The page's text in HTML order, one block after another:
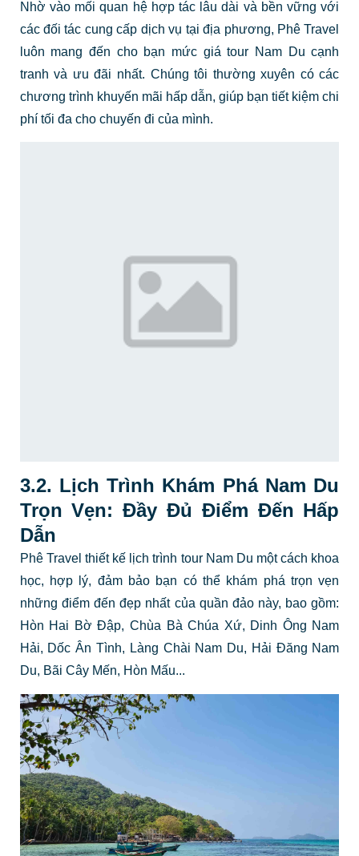
Nhờ vào mối quan hệ hợp tác lâu dài và bền vững với
các đối tác cung cấp dịch vụ tại địa phương, Phê Travel
luôn mang đến cho bạn mức giá tour Nam Du cạnh
tranh và ưu đãi nhất. Chúng tôi thường xuyên có các
chương trình khuyến mãi hấp dẫn, giúp bạn tiết kiệm chi
phí tối đa cho chuyến đi của mình.
3.2. Lịch Trình Khám Phá Nam Du
Trọn Vẹn: Đầy Đủ Điểm Đến Hấp
Dẫn
Phê Travel thiết kế lịch trình tour Nam Du một cách khoa
học, hợp lý, đảm bảo bạn có thể khám phá trọn vẹn
những điểm đến đẹp nhất của quần đảo này, bao gồm:
Hòn Hai Bờ Đập, Chùa Bà Chúa Xứ, Dinh Ông Nam
Hải, Dốc Ân Tình, Làng Chài Nam Du, Hải Đăng Nam
Du, Bãi Cây Mến, Hòn Mấu...